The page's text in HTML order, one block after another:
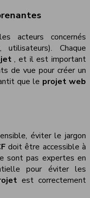
acteurs concernés
utilisateurs). Chaque
, et il est important
de vue pour créer un
que le projet web
éviter le jargon
doit être accessible à
sont pas expertes en
pour éviter les
est correctement